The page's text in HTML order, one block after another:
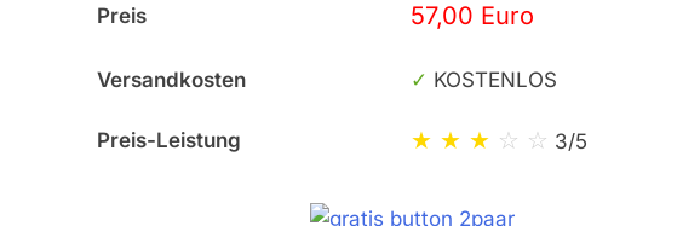
Preis 57,00 Euro
Versandkosten ✓ KOSTENLOS
Preis-Leistung ★ ★ ★ ☆ ☆ 3/5